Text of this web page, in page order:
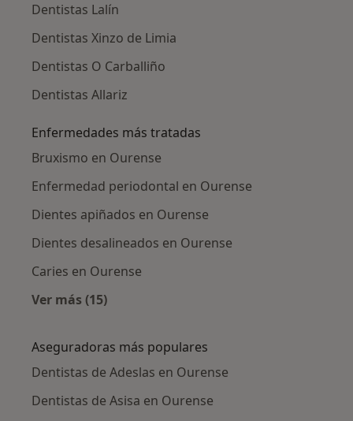
Dentistas Lalín
Dentistas Xinzo de Limia
Dentistas O Carballiño
Dentistas Allariz
Enfermedades más tratadas
Bruxismo en Ourense
Enfermedad periodontal en Ourense
Dientes apiñados en Ourense
Dientes desalineados en Ourense
Caries en Ourense
Ver más (15)
Aseguradoras más populares
Dentistas de Adeslas en Ourense
Dentistas de Asisa en Ourense